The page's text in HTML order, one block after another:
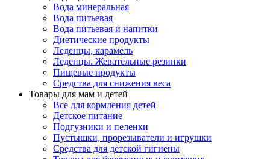
Вода минеральная
Вода питьевая
Вода питьевая и напитки
Диетические продукты
Леденцы, карамель
Леденцы. Жевательные резинки
Пищевые продукты
Средства для снижения веса
Товары для мам и детей
Все для кормления детей
Детское питание
Подгузники и пеленки
Пустышки, прорезыватели и игрушки
Средства для детской гигиены